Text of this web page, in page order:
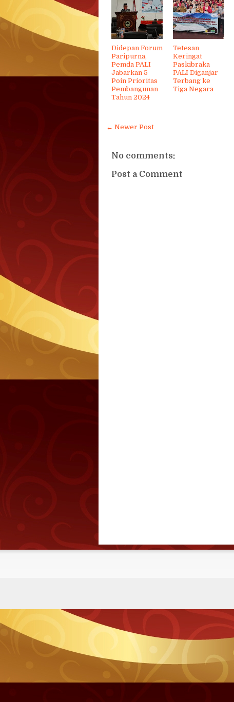
Didepan Forum
Paripurna,
Pemda PALI
Jabarkan 5
Poin Prioritas
Pembangunan
Tahun 2024
Tetesan
Keringat
Paskibraka
PALI Diganjar
Terbang ke
Tiga Negara
← Newer Post
No comments:
Post a Comment